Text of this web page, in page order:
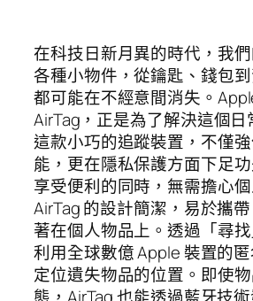
在科技日新月異的時代，我
各種小物件，從鑰匙、錢包
都可能在不經意間消失。
AirTag，正是為了解決這個日
這款小巧的追蹤裝置，不僅
能，更在隱私保護方面下足
享受便利的同時，無需擔心
AirTag 的設計簡潔，易於攜
著在個人物品上。透過「尋
利用全球數億 Apple 裝置的
定位遺失物品的位置。即使